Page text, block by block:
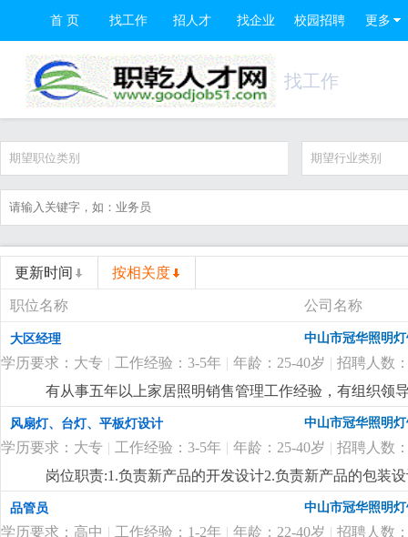
首 页 找工作 招人才 找企业 校园招聘 更多
找工作
期望职位类别 期望行业类别
更新时间 按相关度
职位名称 公司名称
大区经理 中山市冠华照明
学历要求：大专 | 工作经验：3-5年 | 年龄：25-40岁 | 招聘人数
有从事五年以上家居照明销售管理工作经验，有组织领
排，熟悉当地市场。更详细...
风扇灯、台灯、平板灯设计 中山市冠华照明
学历要求：大专 | 工作经验：3-5年 | 年龄：25-40岁 | 招聘人数
岗位职责:1.负责新产品的开发设计2.负责新产品的包装
制定新产品的工艺流程岗位要求:1.大专以上学历，产品
功底3.有二年灯饰行业灯饰产品设计工作经验4.有欧、
品管员 中山市冠华照明
学历要求：高中 | 工作经验：1-2年 | 年龄：22-40岁 | 招聘人数